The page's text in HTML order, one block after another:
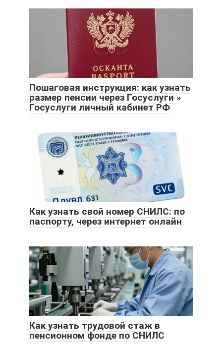
Пошаговая инструкция: как узнать
размер пенсии через Госуслуги »
Госуслуги личный кабинет РФ
Как узнать свой номер СНИЛС: по
паспорту, через интернет онлайн
Как узнать трудовой стаж в
пенсионном фонде по СНИЛС